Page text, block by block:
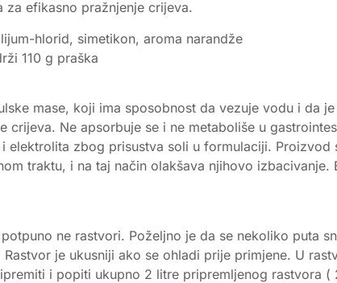
efikasno pražnjenje crijeva.
hlorid, simetikon, aroma narandže
110 g praška
mase, koji ima sposobnost da vezuje vodu i da
Ne apsorbuje se i ne metaboliše u
zbog prisustva soli u formulaciji.
traktu, i na taj način olakšava njihovo
ne rastvori. Poželjno je da se nekoliko puta
je ukusniji ako se ohladi prije primjene. U
i popiti ukupno 2 litre pripremljenog rastvora